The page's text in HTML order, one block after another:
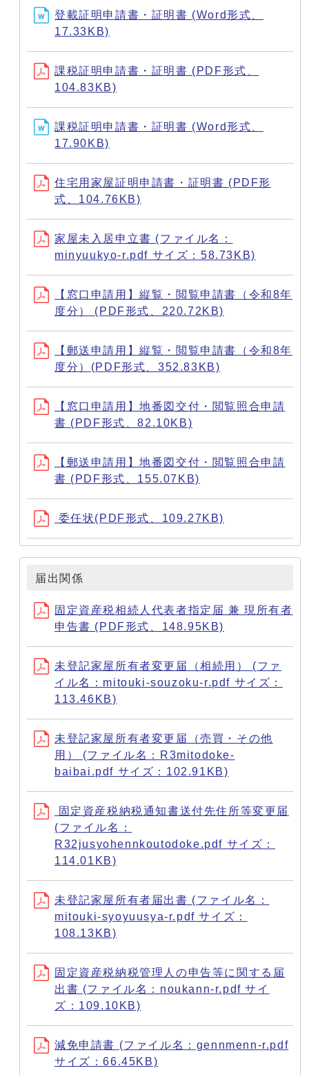
登載証明申請書・証明書 (Word形式、
17.33KB)
課税証明申請書・証明書 (PDF形式、
104.83KB)
課税証明申請書・証明書 (Word形式、
17.90KB)
住宅用家屋証明申請書・証明書 (PDF形
式、104.76KB)
家屋未入居申立書 (ファイル名：
minyuukyo-r.pdf サイズ：58.73KB)
【窓口申請用】縦覧・閲覧申請書（令和8年
度分） (PDF形式、220.72KB)
【郵送申請用】縦覧・閲覧申請書（令和8年
度分）(PDF形式、352.83KB)
【窓口申請用】地番図交付・閲覧照合申請
書 (PDF形式、82.10KB)
【郵送申請用】地番図交付・閲覧照合申請
書 (PDF形式、155.07KB)
委任状(PDF形式、109.27KB)
届出関係
固定資産税相続人代表者指定届 兼 現所有者
申告書 (PDF形式、148.95KB)
未登記家屋所有者変更届（相続用） (ファ
イル名：mitouki-souzoku-r.pdf サイズ：
113.46KB)
未登記家屋所有者変更届（売買・その他
用） (ファイル名：R3mitodoke-
baibai.pdf サイズ：102.91KB)
固定資産税納税通知書送付先住所等変更届
(ファイル名：
R32jusyohennkoutodoke.pdf サイズ：
114.01KB)
未登記家屋所有者届出書 (ファイル名：
mitouki-syoyuusya-r.pdf サイズ：
108.13KB)
固定資産税納税管理人の申告等に関する届
出書 (ファイル名：noukann-r.pdf サイ
ズ：109.10KB)
減免申請書 (ファイル名：gennmenn-r.pdf
サイズ：66.45KB)